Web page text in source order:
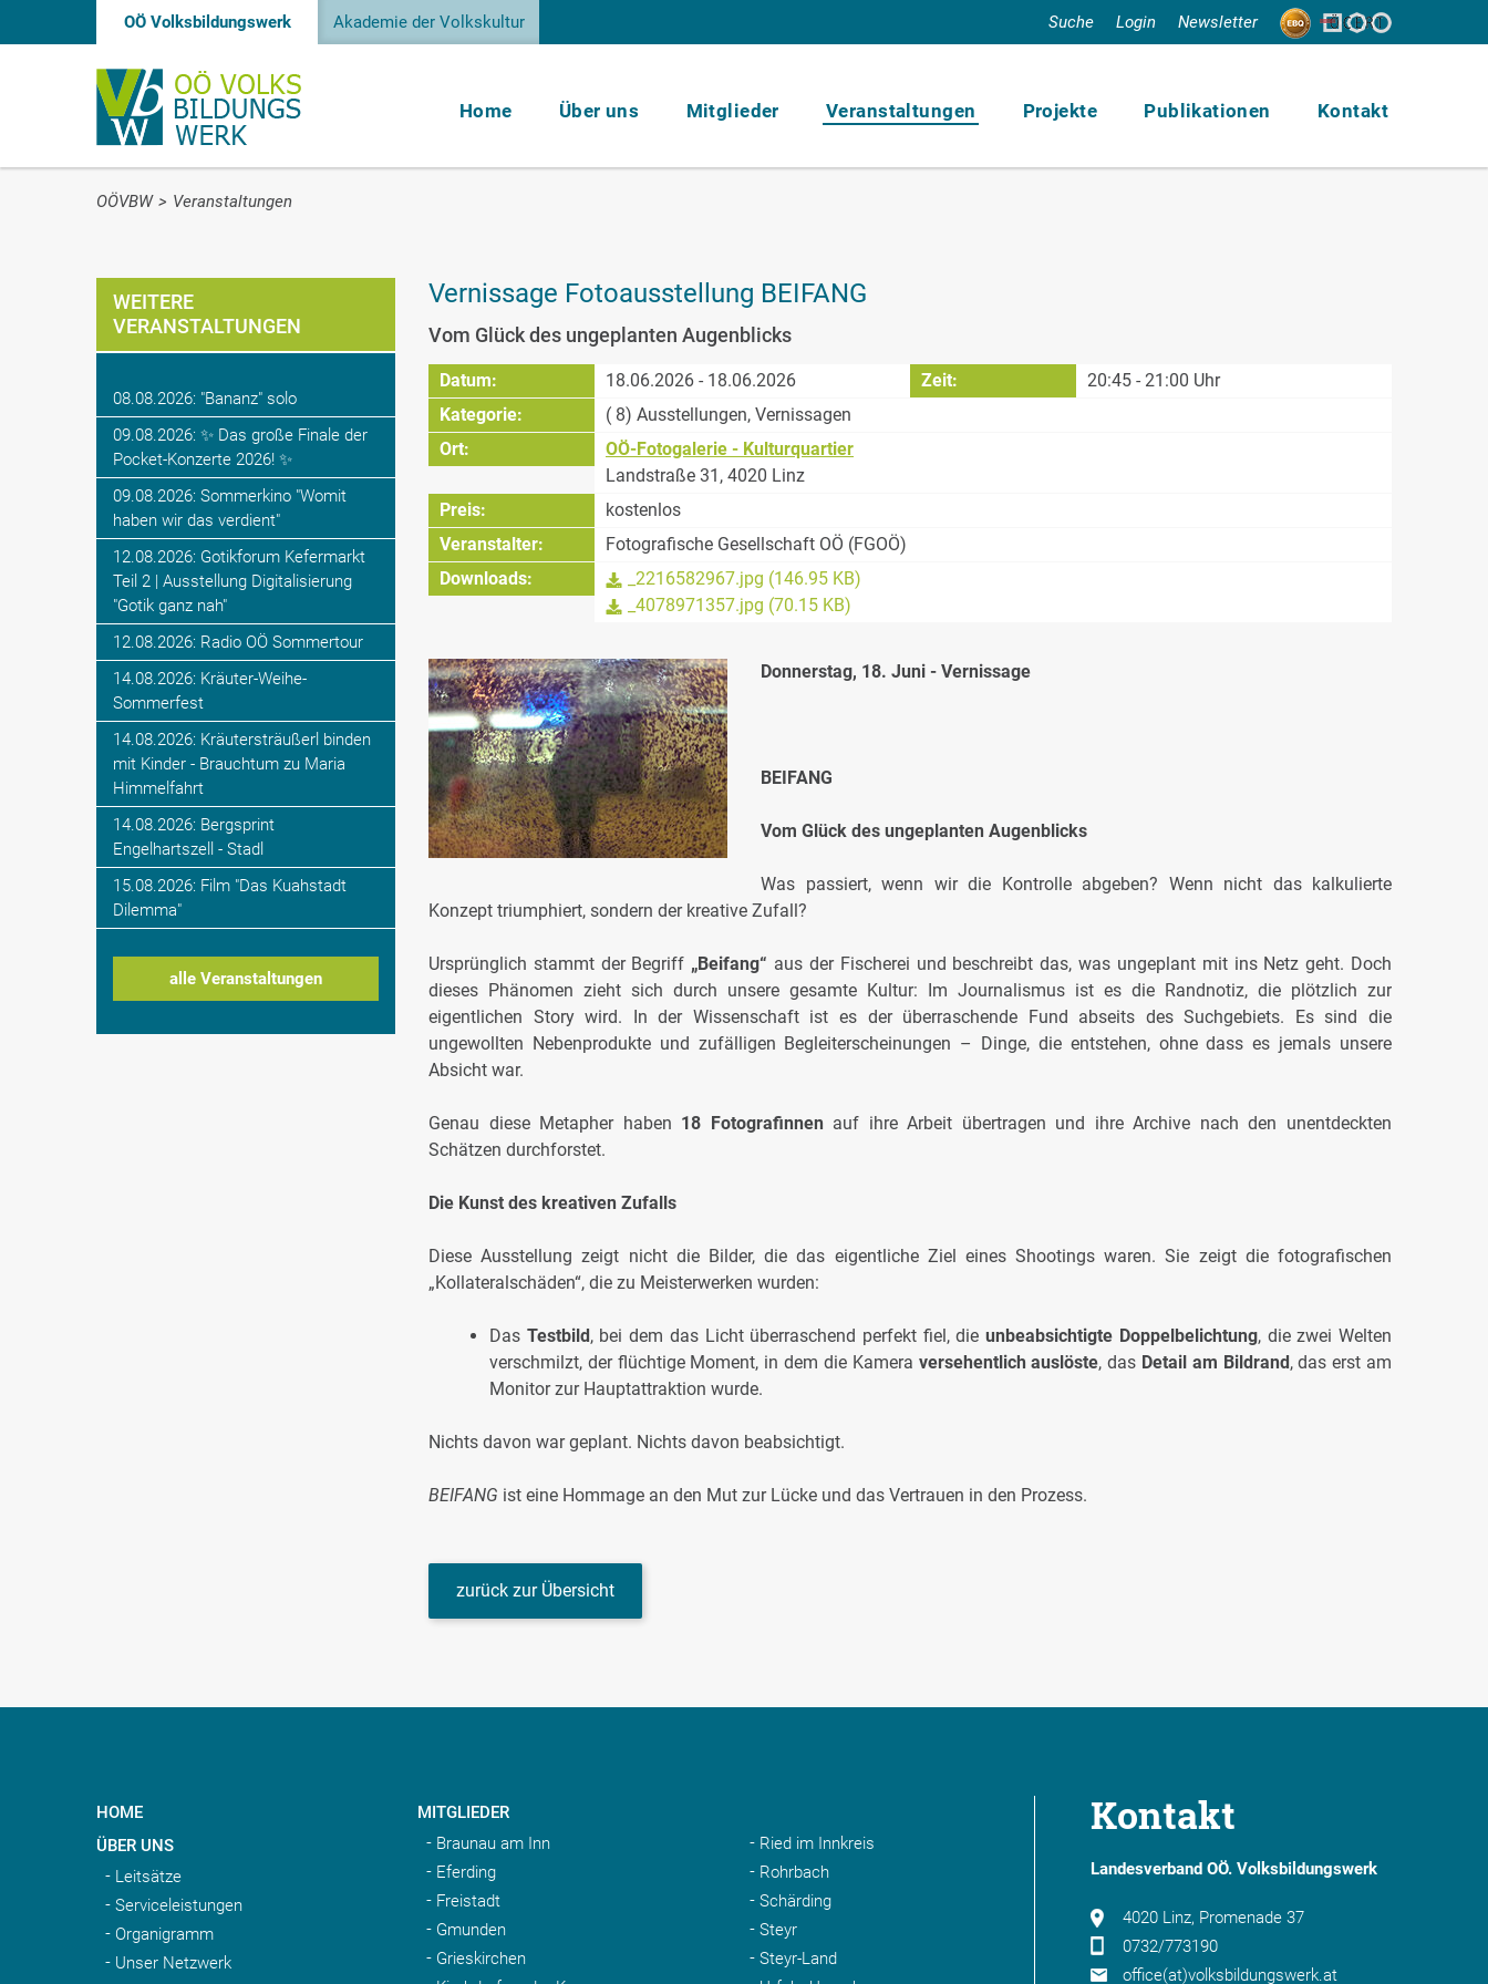
OÖ Volksbildungswerk Akademie der Volkskultur Suche Login Newsletter
Home Über uns Mitglieder Veranstaltungen Projekte Publikationen Kontakt
OÖVBW > Veranstaltungen
WEITERE
VERANSTALTUNGEN
08.08.2026: "Bananz" solo
09.08.2026: ✨ Das große Finale der
Pocket-Konzerte 2026! ✨
09.08.2026: Sommerkino "Womit
haben wir das verdient"
12.08.2026: Gotikforum Kefermarkt
Teil 2 | Ausstellung Digitalisierung
"Gotik ganz nah"
12.08.2026: Radio OÖ Sommertour
14.08.2026: Kräuter-Weihe-
Sommerfest
14.08.2026: Kräutersträußerl binden
mit Kinder - Brauchtum zu Maria
Himmelfahrt
14.08.2026: Bergsprint
Engelhartszell - Stadl
15.08.2026: Film "Das Kuahstadt
Dilemma"
alle Veranstaltungen
Vernissage Fotoausstellung BEIFANG
Vom Glück des ungeplanten Augenblicks
Datum: 18.06.2026 - 18.06.2026 Zeit:
20:45 - 21:00 Uhr
Kategorie:
( 8) Ausstellungen, Vernissagen
Ort:
OÖ-Fotogalerie - Kulturquartier
Landstraße 31, 4020 Linz
Preis:
kostenlos
Veranstalter:
Fotografische Gesellschaft OÖ (FGOÖ)
Downloads:
_2216582967.jpg (146.95 KB)
_4078971357.jpg (70.15 KB)
Donnerstag, 18. Juni - Vernissage
BEIFANG
Vom Glück des ungeplanten Augenblicks
Was passiert, wenn wir die Kontrolle abgeben? Wenn nicht das kalkulierte
Konzept triumphiert, sondern der kreative Zufall?
Ursprünglich stammt der Begriff „Beifang“ aus der Fischerei und beschreibt das, was ungeplant mit ins Netz geht. Doch
dieses Phänomen zieht sich durch unsere gesamte Kultur: Im Journalismus ist es die Randnotiz, die plötzlich zur
eigentlichen Story wird. In der Wissenschaft ist es der überraschende Fund abseits des Suchgebiets. Es sind die
ungewollten Nebenprodukte und zufälligen Begleiterscheinungen – Dinge, die entstehen, ohne dass es jemals unsere
Absicht war.
Genau diese Metapher haben 18 Fotografinnen auf ihre Arbeit übertragen und ihre Archive nach den unentdeckten
Schätzen durchforstet.
Die Kunst des kreativen Zufalls
Diese Ausstellung zeigt nicht die Bilder, die das eigentliche Ziel eines Shootings waren. Sie zeigt die fotografischen
„Kollateralschäden“, die zu Meisterwerken wurden:
Das Testbild, bei dem das Licht überraschend perfekt fiel, dieunbeabsichtigte Doppelbelichtung, die zwei Welten
verschmilzt, der flüchtige Moment, in dem die Kamera versehentlich auslöste, das Detail am Bildrand, das erst am
Monitor zur Hauptattraktion wurde.
Nichts davon war geplant. Nichts davon beabsichtigt.
BEIFANG ist eine Hommage an den Mut zur Lücke und das Vertrauen in den Prozess.
zurück zur Übersicht
Kontakt
Landesverband OÖ. Volksbildungswerk
4020 Linz, Promenade 37
0732/773190
office(at)volksbildungswerk.at
HOME
ÜBER UNS
Leitsätze
Serviceleistungen
Organigramm
Unser Netzwerk
MITGLIEDER
Braunau am Inn
Eferding
Freistadt
Gmunden
Grieskirchen
Ried im Innkreis
Rohrbach
Schärding
Steyr
Steyr-Land